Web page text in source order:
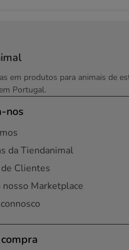
em produtos para animais de
Portugal.
nos
da Tiendanimal
Clientes
nosso Marketplace